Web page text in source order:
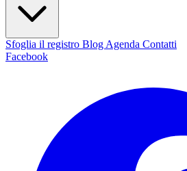
Sfoglia il registro Blog Agenda Contatti
Facebook